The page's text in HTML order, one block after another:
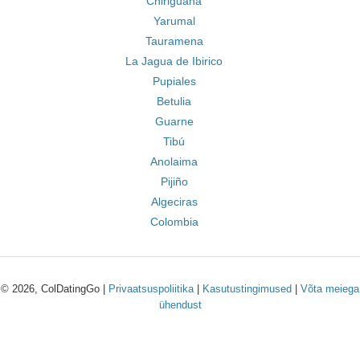
Yarumal
Tauramena
La Jagua de Ibirico
Pupiales
Betulia
Guarne
Tibú
Anolaima
Pijiño
Algeciras
Colombia
© 2026, ColDatingGo | Privaatsuspoliitika| Kasutustingimused
Võta meiega
ühendust